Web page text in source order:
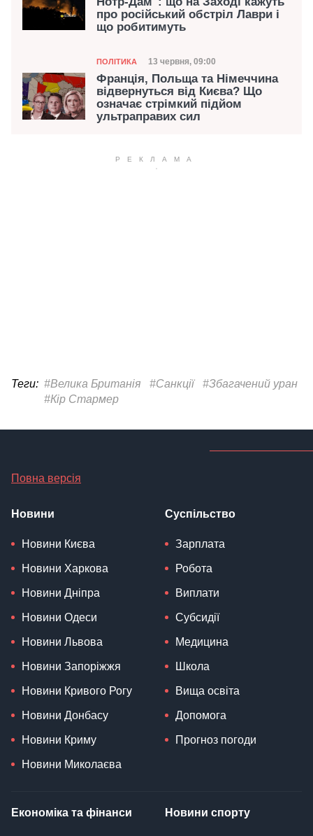
про російський обстріл Лаври і
що робитимуть
Категорія
ПОЛІТИКА Дата публікації
13 червня, 09:00
Франція, Польща та Німеччина
відвернуться від Києва? Що
означає стрімкий підйом
ультраправих сил
Теги: #Велика Британія #Санкції
#Збагачений уран
#Кір Стармер
Повна версія
Новини
Новини Києва
Новини Харкова
Новини Дніпра
Новини Одеси
Новини Львова
Новини Запоріжжя
Новини Кривого Рогу
Новини Донбасу
Новини Криму
Новини Миколаєва
Суспільство
Зарплата
Робота
Виплати
Субсидії
Медицина
Школа
Вища освіта
Допомога
Прогноз погоди
Економіка та фінанси Новини спорту